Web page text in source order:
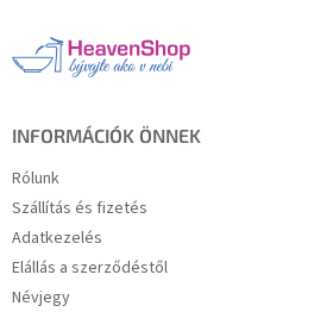
INFORMÁCIÓK ÖNNEK
Rólunk
Szállítás és fizetés
Adatkezelés
Elállás a szerződéstől
Névjegy